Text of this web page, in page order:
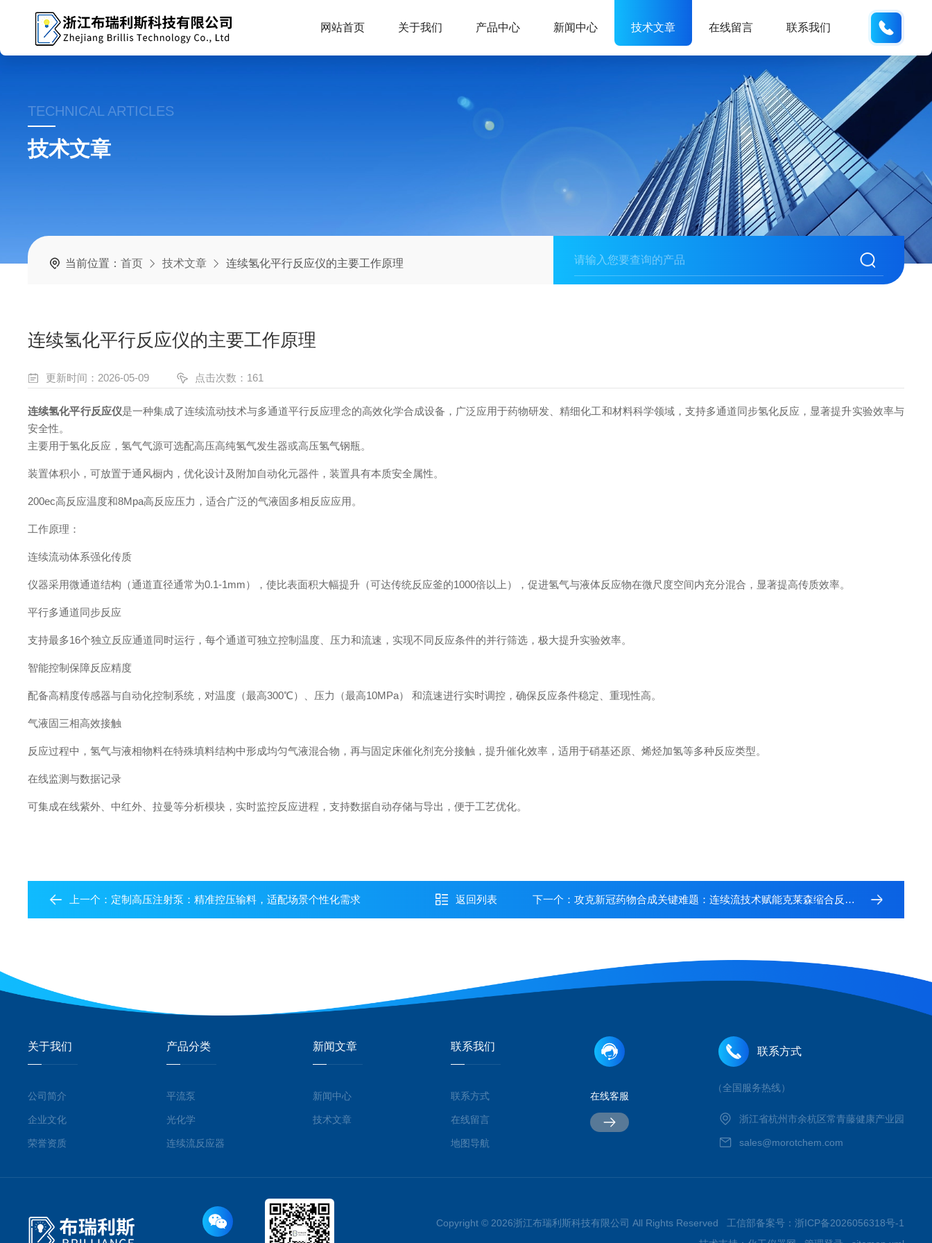
网站首页 关于我们 产品中心 新闻中心 技术文章 在线留言 联系我们
TECHNICAL ARTICLES
技术文章
当前位置：首页 技术文章 连续氢化平行反应仪的主要工作原理
连续氢化平行反应仪的主要工作原理
更新时间：2026-05-09 点击次数：161
连续氢化平行反应仪‌是一种集成了连续流动技术与多通道平行反应理念的高效化学合成设备，广泛应用于药物研发、精细化工和材料科学领域，支持‌多通道同步氢化反应‌，显著提升实验效率与
安全性。
主要用于氢化反应，氢气气源可选配高压高纯氢气发生器或高压氢气钢瓶。
装置体积小，可放置于通风橱内，优化设计及附加自动化元器件，装置具有本质安全属性。
200ec高反应温度和8Mpa高反应压力，适合广泛的气液固多相反应应用。
工作原理：
‌连续流动体系强化传质‌
仪器采用‌微通道结构‌（通道直径通常为0.1-1mm），使比表面积大幅提升（可达传统反应釜的1000倍以上），促进氢气与液体反应物在微尺度空间内充分混合，显著提高传质效率。
‌平行多通道同步反应‌
支持最多‌16个独立反应通道‌同时运行，每个通道可独立控制温度、压力和流速，实现不同反应条件的并行筛选，极大提升实验效率。
‌智能控制保障反应精度‌
配备高精度传感器与自动化控制系统，对‌温度（最高300℃）‌、‌压力（最高10MPa）‌ 和‌流速‌进行实时调控，确保反应条件稳定、重现性高。
‌气液固三相高效接触‌
反应过程中，氢气与液相物料在特殊填料结构中形成均匀气液混合物，再与固定床催化剂充分接触，提升催化效率，适用于硝基还原、烯烃加氢等多种反应类型。
‌在线监测与数据记录‌
可集成‌在线紫外、中红外、拉曼‌等分析模块，实时监控反应进程，支持数据自动存储与导出，便于工艺优化。
上一个： 定制高压注射泵：精准控压输料，适配场景个性化需求 返回列表 下一个：攻克新冠药物合成关键难题：连续流技术赋能克莱森缩合反应工业化
关于我们
公司简介
企业文化
荣誉资质
产品分类
平流泵
光化学
连续流反应器
新闻文章
新闻中心
技术文章
联系我们
联系方式
在线留言
地图导航
在线客服
联系方式
（全国服务热线）
浙江省杭州市余杭区常青藤健康产业园
sales@morotchem.com
Copyright © 2026浙江布瑞利斯科技有限公司 All Rights Reserved 工信部备案号： 浙ICP备2026056318号-1